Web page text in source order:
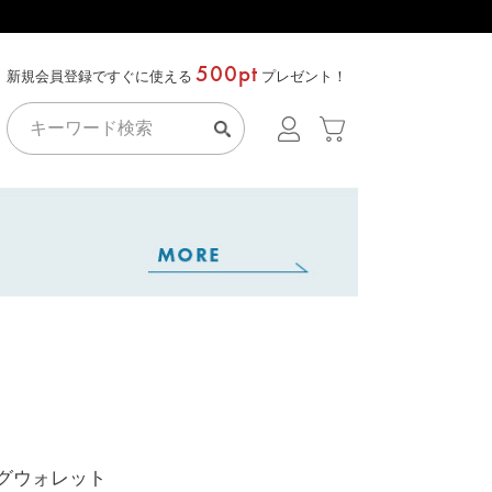
新規会員登録ですぐに使える 500pt プレゼント！
ウォレット